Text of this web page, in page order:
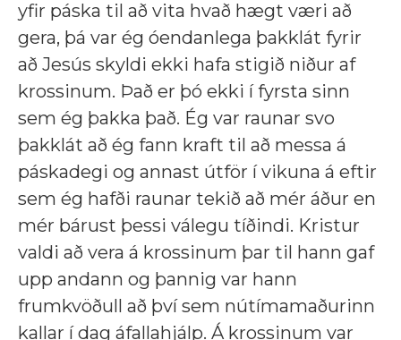
yfir páska til að vita hvað hægt væri að
gera, þá var ég óendanlega þakklát fyrir
að Jesús skyldi ekki hafa stigið niður af
krossinum. Það er þó ekki í fyrsta sinn
sem ég þakka það. Ég var raunar svo
þakklát að ég fann kraft til að messa á
páskadegi og annast útför í vikuna á eftir
sem ég hafði raunar tekið að mér áður en
mér bárust þessi válegu tíðindi. Kristur
valdi að vera á krossinum þar til hann gaf
upp andann og þannig var hann
frumkvöðull að því sem nútímamaðurinn
kallar í dag áfallahjálp. Á krossinum var